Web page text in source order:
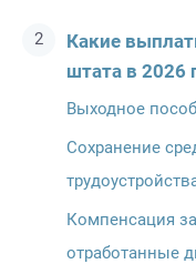
Какие
штата в 2026
Выходное
Сохранение
Компенсация
отработанные